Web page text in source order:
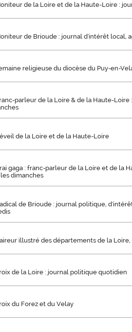
de la Loire et de la Haute-Loire :
de Brioude : journal d'intérêt local,
religieuse du diocèse du Puy-en-
parleur de la Loire & de la Haute-
de la Loire et de la Haute-Loire
gaga : franc-parleur de la Loire et de la
dimanches
de Brioude : journal politique,
illustré des départements de la
de la Loire : journal politique quotidien
du Forez et du Velay